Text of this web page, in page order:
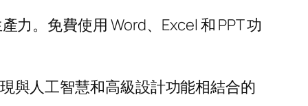
力。免費使用 Word、Excel 和 PPT 功
與人工智慧和高級設計功能相結合的